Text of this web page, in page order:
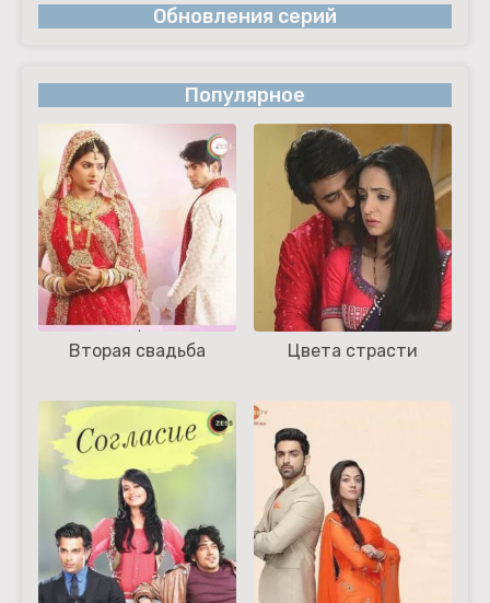
Обновления серий
Популярное
Вторая свадьба Цвета страсти